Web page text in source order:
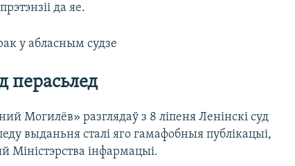
да яе.
у абласным судзе
перасьлед
Могилёв» разглядаў з 8 ліпеня Ленінскі суд
выданьня сталі яго гамафобныя публікацыі,
Міністэрства інфармацыі.